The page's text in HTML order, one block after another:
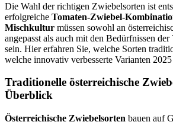
Die Wahl der richtigen Zwiebelsorten ist
erfolgreiche Tomaten-Zwiebel-
Mischkultur müssen sowohl an
angepasst als auch mit den Bedürfnissen
sein. Hier erfahren Sie, welche Sorten
welche innovativ verbesserte Varianten
Traditionelle österreichische
Überblick
Österreichische Zwiebelsorten bauen auf